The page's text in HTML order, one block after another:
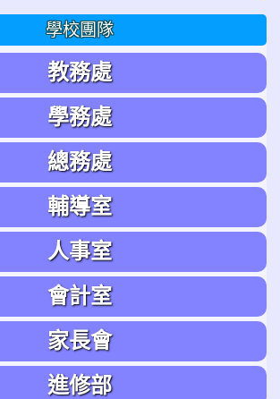
學校團隊
教務處
學務處
總務處
輔導室
人事室
會計室
家長會
進修部